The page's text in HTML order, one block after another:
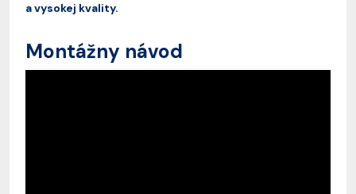
a vysokej kvality.
Montážny návod